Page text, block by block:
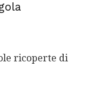
ricoperte di